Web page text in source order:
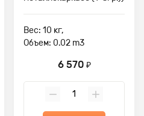
Вес: 10 кг,
Объем: 0.02 m3
6 570 ₽